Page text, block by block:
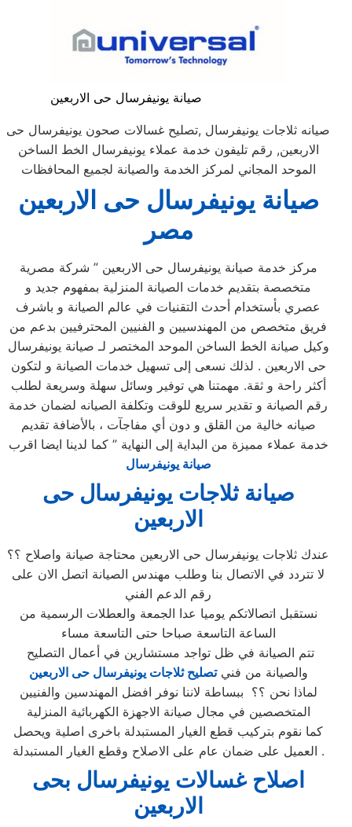
صيانة يونيفرسال حى الاربعين
صيانه ثلاجات يونيفرسال ,تصليح غسالات صحون يونيفرسال حى
الاربعين, رقم تليفون خدمة عملاء يونيفرسال الخط الساخن
الموحد المجاني لمركز الخدمة والصيانة لجميع المحافظات
صيانة يونيفرسال حى الاربعين
مصر
مركز خدمة صيانة يونيفرسال حى الاربعين ” شركة مصرية
متخصصة بتقديم خدمات الصيانة المنزلية بمفهوم جديد و
عصري بأستخدام أحدث التقنيات في عالم الصيانة و باشرف
فريق متخصص من المهندسيين و الفنيين المحترفيين بدعم من
وكيل صيانة الخط الساخن الموحد المختصر لـ صيانة يونيفرسال
حى الاربعين . لذلك نسعى إلى تسهيل خدمات الصيانة و لتكون
أكثر راحة و ثقة. مهمتنا هي توفير وسائل سهلة وسريعة لطلب
رقم الصيانة و تقدير سريع للوقت وتكلفة الصيانه لضمان خدمة
صيانه خالية من القلق و دون أي مفاجآت ، بالأضافة تقديم
خدمة عملاء مميزة من البداية إلى النهاية ” كما لدينا ايضا اقرب
صيانة يونيفرسال
صيانة ثلاجات يونيفرسال حى
الاربعين
عندك ثلاجات يونيفرسال حى الاربعين محتاجة صيانة واصلاح ؟؟
لا تتردد في الاتصال بنا وطلب مهندس الصيانة اتصل الان على
رقم الدعم الفني
نستقبل اتصالاتكم يوميا عدا الجمعة والعطلات الرسمية من
الساعة التاسعة صباحا حتى التاسعة مساء
والصيانة من فنيتصليح ثلاجات يونيفرسال حى الاربعين
لماذا نحن ؟؟ ببساطة لاننا نوفر افضل المهندسين والفنيين
المتخصصين في مجال صيانة الاجهزة الكهربائية المنزلية
كما نقوم بتركيب قطع الغيار المستبدلة باخرى اصلية ويحصل
العميل على ضمان عام على الاصلاح وقطع الغيار المستبدلة .
اصلاح غسالات يونيفرسال بحى
الاربعين